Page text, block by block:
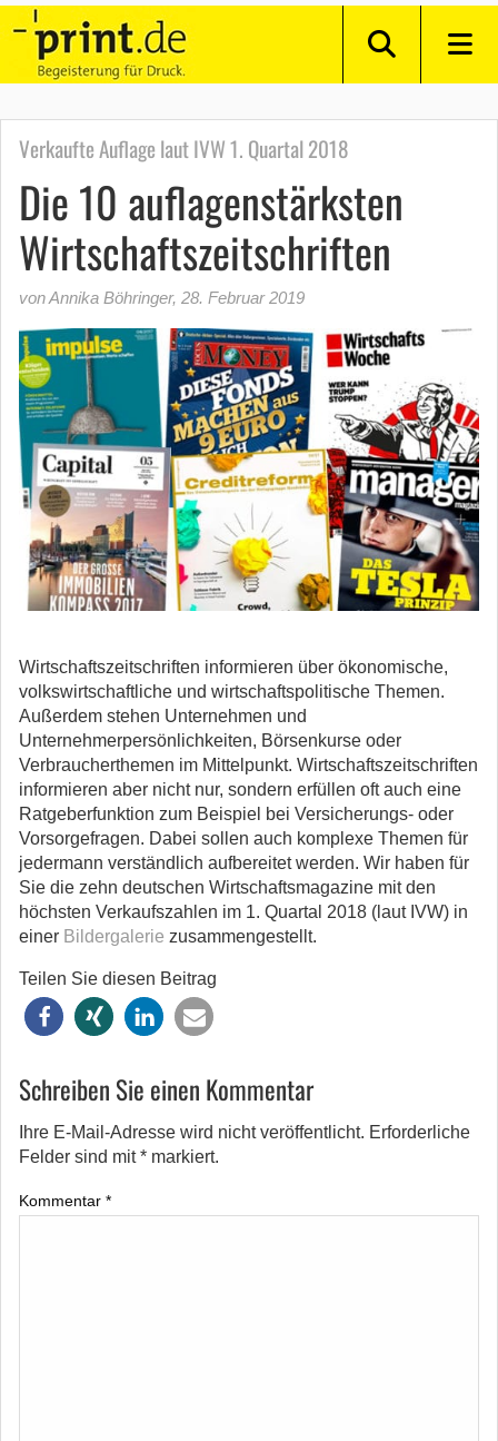
Verkaufte Auflage laut IVW 1. Quartal 2018
Die 10 auflagenstärksten
Wirtschaftszeitschriften
von Annika Böhringer, 28. Februar 2019
Wirtschaftszeitschriften informieren über ökonomische,
volkswirtschaftliche und wirtschaftspolitische Themen.
Außerdem stehen Unternehmen und
Unternehmerpersönlichkeiten, Börsenkurse oder
Verbraucherthemen im Mittelpunkt. Wirtschaftszeitschriften
informieren aber nicht nur, sondern erfüllen oft auch eine
Ratgeberfunktion zum Beispiel bei Versicherungs- oder
Vorsorgefragen. Dabei sollen auch komplexe Themen für
jedermann verständlich aufbereitet werden. Wir haben für
Sie die zehn deutschen Wirtschaftsmagazine mit den
höchsten Verkaufszahlen im 1. Quartal 2018 (laut IVW) in
einer Bildergalerie zusammengestellt.
Teilen Sie diesen Beitrag
Schreiben Sie einen Kommentar
Ihre E-Mail-Adresse wird nicht veröffentlicht. Erforderliche
Felder sind mit* markiert.
Kommentar *